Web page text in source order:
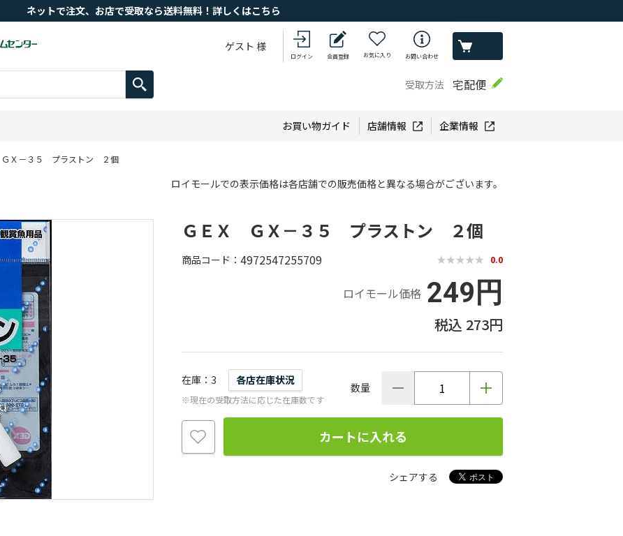
ネットで注文、お店で受取なら送料無料！詳しくはこちら
ゲスト 様
ログイン 会員登録 お気に入り お問い合わせ
受取方法 宅配便
お買い物ガイド 店舗情報 企業情報
Ｘ－３５ プラストン ２個
ロイモールでの表示価格は各店舗での販売価格と異なる場合がございます。
ＧＥＸ ＧＸ－３５ プラストン ２個
商品コード 4972547255709 0.0
ロイモール価格 249円
273円
在庫 3 各店在庫状況
※現在の受取方法に応じた在庫数です
数量
カートに入れる
シェアする